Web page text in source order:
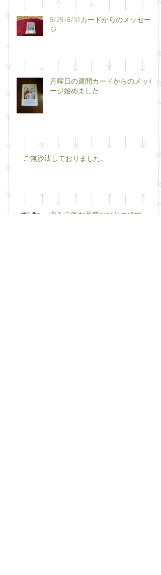
5/25~5/31カードからのメッセー
ジ
月曜日の週間カードからのメッセ
ージ始めました
ご無沙汰しておりました。
栗も立派な薬膳のひとつです。